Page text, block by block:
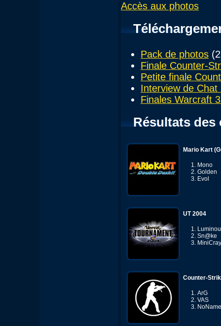
Accès aux photos
Pack de photos
Finale Counter-
Petite finale
Interview de
Finales Warcraft
Résultats des
Mario Kart
Mono
Golden
Evol
UT 2004
Luminou
Sn@ke
MiniCray
Counter-
ArG
VAS
NoName